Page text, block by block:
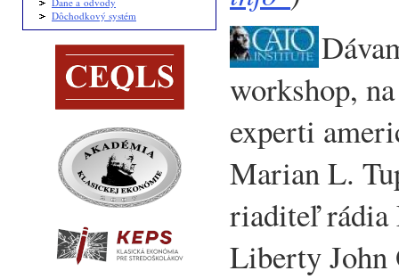
Dôchodkový systém
workshop,
experti
Marian L.
riaditeľ rádia
Liberty John